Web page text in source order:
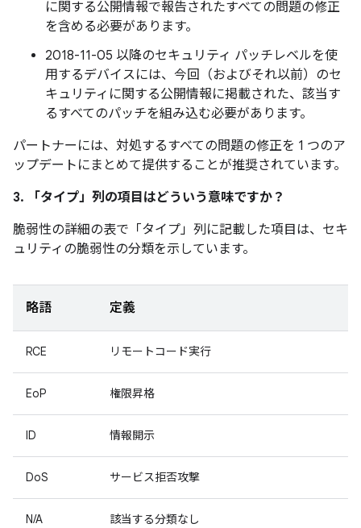
に関する公開情報で報告されたすべての問題の修正
を含める必要があります。
2018-11-05 以降のセキュリティ パッチレベルを使
用するデバイスには、今回（およびそれ以前）のセ
キュリティに関する公開情報に掲載された、該当す
るすべてのパッチを組み込む必要があります。
パートナーには、対処するすべての問題の修正を 1 つのア
ップデートにまとめて提供することが推奨されています。
3. 「タイプ」 列の項目はどういう意味ですか？
脆弱性の詳細の表で「タイプ」 列に記載した項目は、セキ
ュリティの脆弱性の分類を示しています。
略語 定義
RCE リモートコード実行
EoP 権限昇格
ID 情報開示
DoS サービス拒否攻撃
N/A 該当する分類なし